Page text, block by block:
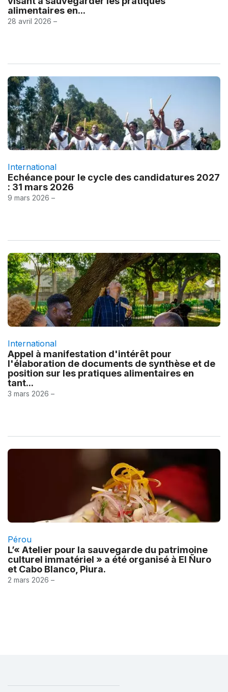
alimentaires en...
28 avril 2026 –
International
Echéance pour le cycle des candidatures 2027
: 31 mars 2026
9 mars 2026 –
International
Appel à manifestation d'intérêt pour
l'élaboration de documents de synthèse et de
position sur les pratiques alimentaires en
tant...
3 mars 2026 –
Pérou
L’« Atelier pour la sauvegarde du patrimoine
culturel immatériel » a été organisé à El Ñuro
et Cabo Blanco, Piura.
2 mars 2026 –